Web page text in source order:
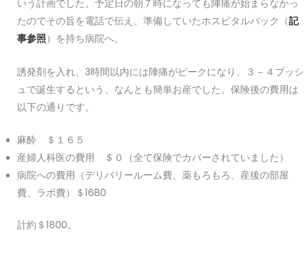
いう計画でした。予定日の朝７時になっても陣痛が始まらなかっ
たのでその旨を電話で伝え、準備していたホスピタルバック（記
事参照）を持ち病院へ。
誘発剤を入れ、3時間以内には陣痛がピークになり、３－４プッシ
ュで誕生するという、なんとも簡単お産でした。保険後の費用は
以下の通りです。
麻酔 ＄１６５
産婦人科医の費用 ＄０（全て保険でカバーされていました）
病院への費用（デリバリールーム費、薬もろもろ、産後の部屋
費、ラボ費）＄1680
計約＄1800。